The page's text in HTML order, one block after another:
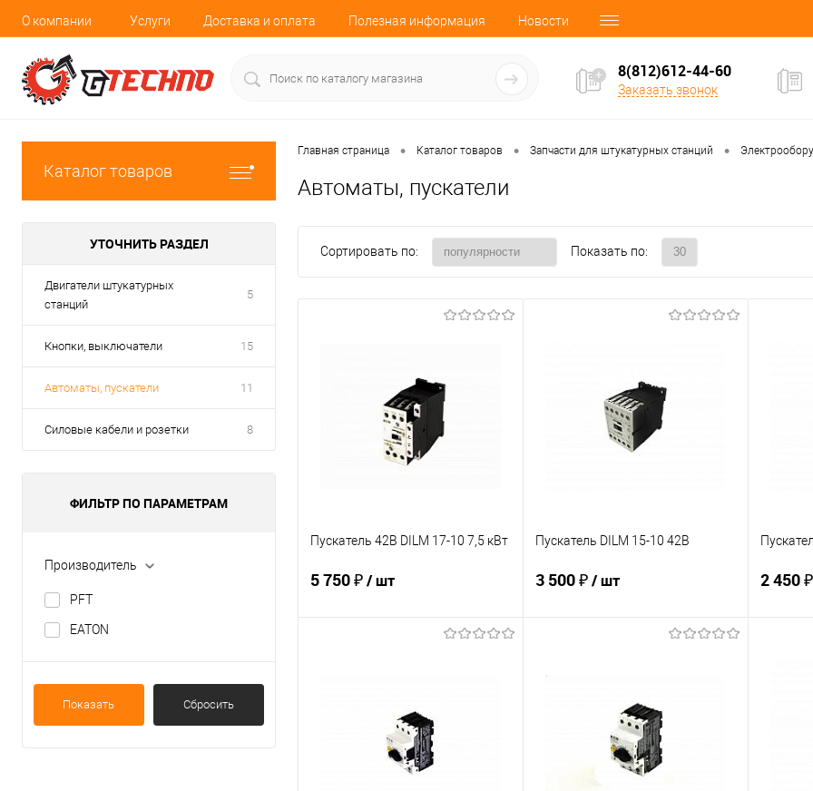
О компании Услуги Доставка и оплата Полезная информация Новости
8(812)612-44-60
Заказать звонок
Каталог товаров
УТОЧНИТЬ РАЗДЕЛ
Двигатели штукатурных
станций
5
Кнопки, выключатели 15
Автоматы, пускатели 11
Силовые кабели и розетки 8
ФИЛЬТР ПО ПАРАМЕТРАМ
Производитель
PFT
EATON
Показать Сбросить
Главная страница • Каталог товаров • Запчасти для штукатурных станций •
Автоматы, пускатели
Сортировать по: Показать по:
Пускатель 42В DILM 17-10 7,5 кВт
5 750 ₽/ шт
В избранное
Пускатель DILM 15-10 42В
3 500 ₽/ шт
Купить в 1 клик
В избранное
2 450 ₽
В